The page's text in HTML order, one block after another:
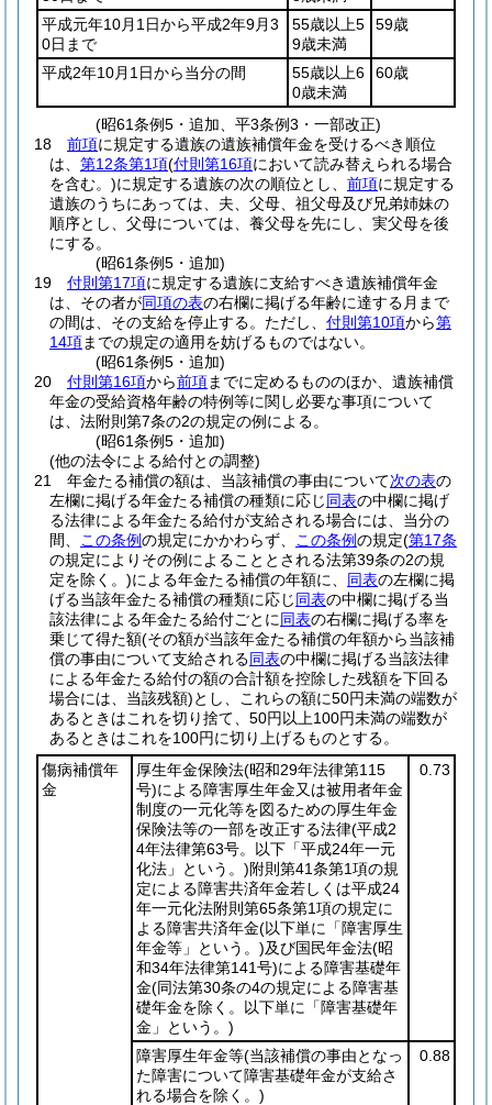
平成元年10月1日から平成2年9月3
0日まで
55歳以上5
9歳未満
59歳
平成2年10月1日から当分の間
55歳以上6
0歳未満
60歳
(昭61条例5・追加、平3条例3・一部改正)
18
前項に規定する遺族の遺族補償年金を受けるべき順位
は、 第12条第1項(付則第16項において読み替えられる場合
を含む。)に規定する遺族の次の順位とし、 前項に規定する
遺族のうちにあっては、夫、父母、祖父母及び兄弟姉妹の
順序とし、父母については、養父母を先にし、実父母を後
にする。
(昭61条例5・追加)
19
付則第17項に規定する遺族に支給すべき遺族補償年金
は、その者が同項の表の右欄に掲げる年齢に達する月まで
の間は、その支給を停止する。 ただし、 付則第10項から第
14項までの規定の適用を妨げるものではない。
(昭61条例5・追加)
20
付則第16項から前項までに定めるもののほか、遺族補償
年金の受給資格年齢の特例等に関し必要な事項について
は、法附則第7条の2の規定の例による。
(昭61条例5・追加)
(他の法令による給付との調整)
21
年金たる補償の額は、当該補償の事由について次の表の
左欄に掲げる年金たる補償の種類に応じ同表の中欄に掲げ
る法律による年金たる給付が支給される場合には、当分の
間、
この条例の規定にかかわらず、 この条例の規定(第17条
の規定によりその例によることとされる法第39条の2の規
定を除く。)による年金たる補償の年額に、 同表の左欄に掲
げる当該年金たる補償の種類に応じ同表の中欄に掲げる当
該法律による年金たる給付ごとに同表の右欄に掲げる率を
乗じて得た額(その額が当該年金たる補償の年額から当該補
償の事由について支給される同表の中欄に掲げる当該法律
による年金たる給付の額の合計額を控除した残額を下回る
場合には、当該残額)とし、これらの額に50円未満の端数が
あるときはこれを切り捨て、50円以上100円未満の端数が
あるときはこれを100円に切り上げるものとする。
傷病補償年
金
厚生年金保険法(昭和29年法律第115
号)による障害厚生年金又は被用者年金
制度の一元化等を図るための厚生年金
保険法等の一部を改正する法律(平成2
4年法律第63号。以下「平成24年一元
化法」という。)附則第41条第1項の規
定による障害共済年金若しくは平成24
年一元化法附則第65条第1項の規定に
よる障害共済年金(以下単に「障害厚生
年金等」という。)及び国民年金法(昭
和34年法律第141号)による障害基礎年
金(同法第30条の4の規定による障害基
礎年金を除く。以下単に「障害基礎年
金」という。)
0.73
障害厚生年金等(当該補償の事由となっ
た障害について障害基礎年金が支給さ
れる場合を除く。)
0.88